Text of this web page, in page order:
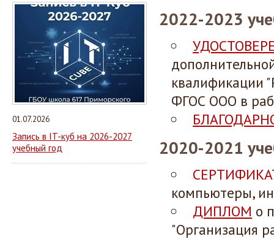
01.07.2026
Запись в IT-куб на 2026-2027
учебный год
2022-2023
квалификации
ФГОС ООО в
2020-2021
компьютеры,
ДИПЛОМ о
"Организация